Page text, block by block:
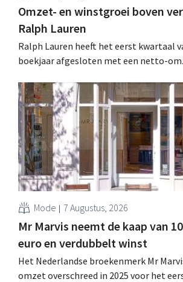
Omzet- en winstgroei boven
Ralph Lauren
Ralph Lauren heeft het eerst kwartaal
boekjaar afgesloten met een netto-
is dan een jaar eerder. Na die beter dan
verhoogt het bedrijf ook zijn
volledige boekjaar.
Mode 7 Augustus, 2026
Mr Marvis neemt de kaap van
euro en verdubbelt winst
Het Nederlandse broekenmerk Mr
omzet overschreed in 2025 voor het